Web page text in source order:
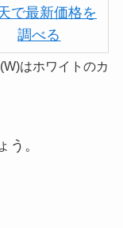
で最新価格を
調べる
はホワイトのカ
う。